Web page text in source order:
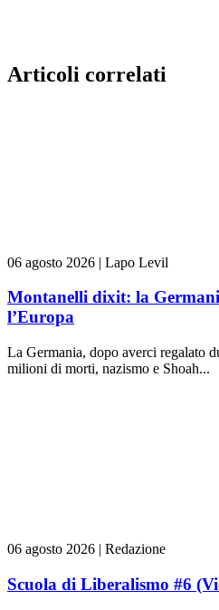
Articoli correlati
06 agosto 2026 | Lapo Levil
Montanelli dixit: la
l’Europa
La Germania, dopo averci regalato
milioni di morti, nazismo e Shoah...
06 agosto 2026 | Redazione
Scuola di Liberalismo #6